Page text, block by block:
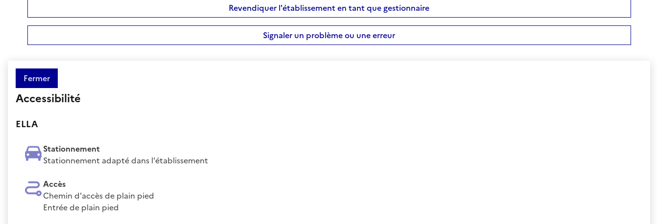
Revendiquer l'établissement en tant que gestionnaire
Signaler un problème ou une erreur
Fermer
Accessibilité
ELLA
Stationnement
Stationnement adapté dans l'établissement
Accès
Chemin d'accès de plain pied
Entrée de plain pied